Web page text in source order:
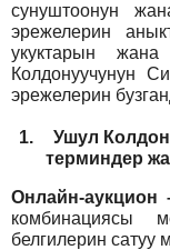
сунуштоонун
эрежелерин
укуктарын
Колдонуучунун
эрежелерин
1.
Ушул
терминдер
Онлайн-аукцион
комбинациясы
белгилерин сатуу